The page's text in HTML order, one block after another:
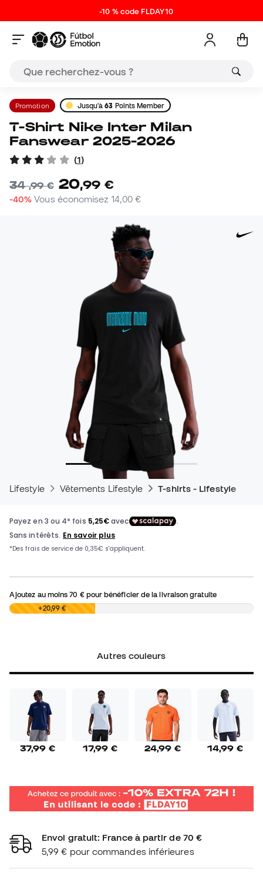
-10 % code FLDAY10
Promotion Jusqu'à63 Points Member
T-Shirt Nike Inter Milan
Fanswear 2025-2026
(1)
34,99 € 20,99 €
-40% Vous économisez 14,00 €
Lifestyle Vêtements Lifestyle T-shirts - Lifestyle
Ajoutez au moins70 €pour bénéficier de la livraison gratuite
0,00 € +20,99 €
Autres couleurs
37,99 € 17,99 € 24,99 € 14,99 €
Envoi gratuit: France à partir de 70 €
5,99 € pour commandes inférieures